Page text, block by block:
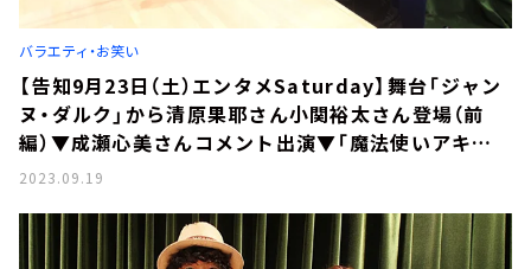
バラエティ・お笑い
【告知9月23日（土）エンタメSaturday】舞台「ジャン
ヌ・ダルク」から清原果耶さん小関裕太さん登場（前
編）▼成瀬心美さんコメント出演▼「魔法使いアキッ
トのマジカルラジオ」
2023.09.19